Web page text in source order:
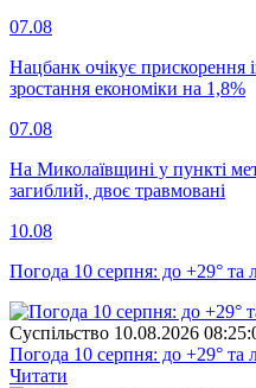
07.08
Нацбанк очікує прискорення
зростання економіки на 1,8%
07.08
На Миколаївщині у пункті
загиблий, двоє травмовані
10.08
Погода 10 серпня: до +29° та
Суспiльство 10.08.2026
Погода 10 серпня: до +29° та
Читати